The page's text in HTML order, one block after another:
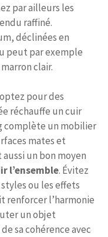
par ailleurs les
raffiné.
déclinées en
peut par exemple
clair.
pour des
réchauffe un cuir
complète un mobilier
mates et
un bon moyen
l’ensemble. Évitez
ou les effets
renforcer l’harmonie
un objet
sa cohérence avec